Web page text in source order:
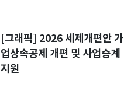
[그래픽] 2026 세제개편안 가
업상속공제 개편 및 사업승계
지원